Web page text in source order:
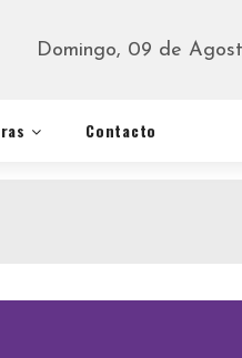
Domingo, 09 de
Contacto